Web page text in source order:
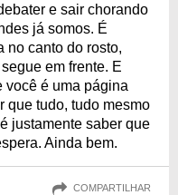
e sair chorando
já somos. É
no canto do rosto,
em frente. E
você é uma página
que tudo, tudo mesmo
justamente saber que
Ainda bem.
COMPARTILHAR